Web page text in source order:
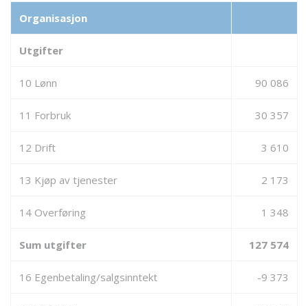
Organisasjon
Utgifter
10 Lønn 90 086
11 Forbruk 30 357
12 Drift 3 610
13 Kjøp av tjenester 2 173
14 Overføring 1 348
Sum utgifter 127 574
16 Egenbetaling/salgsinntekt -9 373